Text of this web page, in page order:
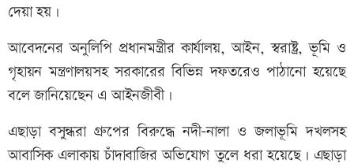
দেয়া হয়।
আবেদনের অনুলিপি প্রধানমন্ত্রীর কার্যালয়, আইন, স্বরাষ্ট্র, ভূমি ও
গৃহায়ন মন্ত্রণালয়সহ সরকারের বিভিন্ন দফতরেও পাঠানো হয়েছে
বলে জানিয়েছেন এ আইনজীবী।
এছাড়া বসুন্ধরা গ্রুপের বিরুদ্ধে নদী-নালা ও জলাভূমি দখলসহ
আবাসিক এলাকায় চাঁদাবাজির অভিযোগ তুলে ধরা হয়েছে। এছাড়া